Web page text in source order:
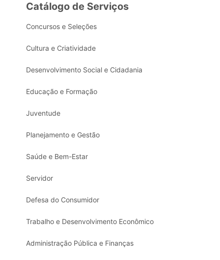
Catálogo de Serviços
Concursos e Seleções
Cultura e Criatividade
Desenvolvimento Social e Cidadania
Educação e Formação
Juventude
Planejamento e Gestão
Saúde e Bem-Estar
Servidor
Defesa do Consumidor
Trabalho e Desenvolvimento Econômico
Administração Pública e Finanças